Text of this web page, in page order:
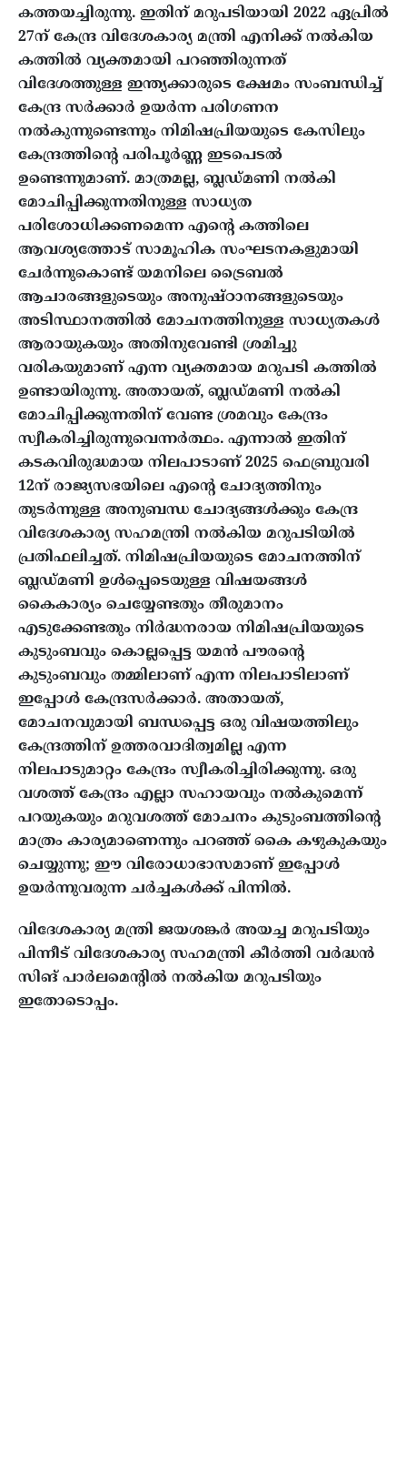
കത്തയച്ചിരുന്നു. ഇതിന് മറുപടിയായി 2022 ഏപ്രിൽ
27ന് കേന്ദ്ര വിദേശകാര്യ മന്ത്രി എനിക്ക് നൽകിയ
കത്തിൽ വ്യക്തമായി പറഞ്ഞിരുന്നത്
വിദേശത്തുള്ള ഇന്ത്യക്കാരുടെ ക്ഷേമം സംബന്ധിച്ച്
കേന്ദ്ര സർക്കാർ ഉയർന്ന പരിഗണന
നൽകുന്നുണ്ടെന്നും നിമിഷപ്രിയയുടെ കേസിലും
കേന്ദ്രത്തിന്റെ പരിപൂർണ്ണ ഇടപെടൽ
ഉണ്ടെന്നുമാണ്. മാത്രമല്ല, ബ്ലഡ്മണി നൽകി
മോചിപ്പിക്കുന്നതിനുള്ള സാധ്യത
പരിശോധിക്കണമെന്ന എന്റെ കത്തിലെ
ആവശ്യത്തോട് സാമൂഹിക സംഘടനകളുമായി
ചേർന്നുകൊണ്ട് യമനിലെ ട്രൈബൽ
ആചാരങ്ങളുടെയും അനുഷ്ഠാനങ്ങളുടെയും
അടിസ്ഥാനത്തിൽ മോചനത്തിനുള്ള സാധ്യതകൾ
ആരായുകയും അതിനുവേണ്ടി ശ്രമിച്ചു
വരികയുമാണ് എന്ന വ്യക്തമായ മറുപടി കത്തിൽ
ഉണ്ടായിരുന്നു. അതായത്, ബ്ലഡ്മണി നൽകി
മോചിപ്പിക്കുന്നതിന് വേണ്ട ശ്രമവും കേന്ദ്രം
സ്വീകരിച്ചിരുന്നുവെന്നർത്ഥം. എന്നാൽ ഇതിന്
കടകവിരുദ്ധമായ നിലപാടാണ് 2025 ഫെബ്രുവരി
12ന് രാജ്യസഭയിലെ എന്റെ ചോദ്യത്തിനും
തുടർന്നുള്ള അനുബന്ധ ചോദ്യങ്ങൾക്കും കേന്ദ്ര
വിദേശകാര്യ സഹമന്ത്രി നൽകിയ മറുപടിയിൽ
പ്രതിഫലിച്ചത്. നിമിഷപ്രിയയുടെ മോചനത്തിന്
ബ്ലഡ്മണി ഉൾപ്പെടെയുള്ള വിഷയങ്ങൾ
കൈകാര്യം ചെയ്യേണ്ടതും തീരുമാനം
എടുക്കേണ്ടതും നിർദ്ധനരായ നിമിഷപ്രിയയുടെ
കുടുംബവും കൊല്ലപ്പെട്ട യമൻ പൗരന്റെ
കുടുംബവും തമ്മിലാണ് എന്ന നിലപാടിലാണ്
ഇപ്പോൾ കേന്ദ്രസർക്കാർ. അതായത്,
മോചനവുമായി ബന്ധപ്പെട്ട ഒരു വിഷയത്തിലും
കേന്ദ്രത്തിന് ഉത്തരവാദിത്വമില്ല എന്ന
നിലപാടുമാറ്റം കേന്ദ്രം സ്വീകരിച്ചിരിക്കുന്നു. ഒരു
വശത്ത് കേന്ദ്രം എല്ലാ സഹായവും നൽകുമെന്ന്
പറയുകയും മറുവശത്ത് മോചനം കുടുംബത്തിന്റെ
മാത്രം കാര്യമാണെന്നും പറഞ്ഞ് കൈ കഴുകുകയും
ചെയ്യുന്നു; ഈ വിരോധാഭാസമാണ് ഇപ്പോൾ
ഉയർന്നുവരുന്ന ചർച്ചകൾക്ക് പിന്നിൽ.
വിദേശകാര്യ മന്ത്രി ജയശങ്കർ അയച്ച മറുപടിയും
പിന്നീട് വിദേശകാര്യ സഹമന്ത്രി കീർത്തി വർദ്ധൻ
സിങ് പാർലമെന്റിൽ നൽകിയ മറുപടിയും
ഇതോടൊപ്പം.